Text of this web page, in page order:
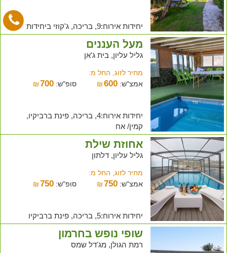
יחידות אירוח:9, בריכה, ג'קוזי ביחידות
מעל העננים
גליל עליון, בית ג'אן
מחיר לזוג, החל מ:
אמצ"ש:
₪600 סופ"ש: ₪ 700
יחידות אירוח:4, בריכה, פינת ברביקיו,
קמין/ אח
אחוזת שילת
גליל עליון, דלתון
מחיר לזוג, החל מ:
אמצ"ש:
₪750 סופ"ש: ₪ 750
יחידות אירוח:5, בריכה, פינת ברביקיו
שופי נופש בחרמון
רמת הגולן, מג'דל שמס